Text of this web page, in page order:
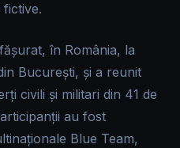
în România, la
București, și a reunit
civili și militari din 41 de
au fost
Blue Team,